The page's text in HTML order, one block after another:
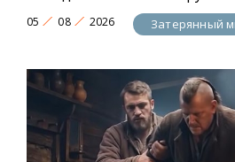
05 08 2026 Затерянный